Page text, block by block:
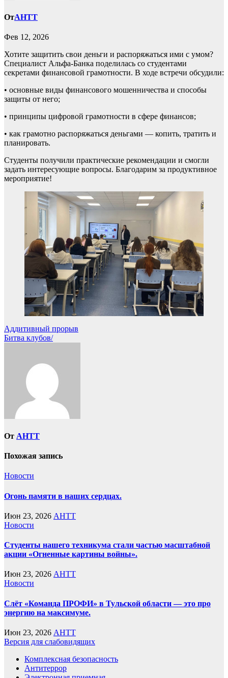
ОтAHTT
Фев 12, 2026
Хотите защитить свои деньги и распоряжаться ими с умом?
Специалист Альфа-Банка поделилась со студентами
секретами финансовой грамотности. В ходе встречи обсудили:
• основные виды финансового мошенничества и способы
защиты от него;
• принципы цифровой грамотности в сфере финансов;
• как грамотно распоряжаться деньгами — копить, тратить и
планировать.
Студенты получили практические рекомендации и смогли
задать интересующие вопросы. Благодарим за продуктивное
мероприятие!
Навигация
по
Аддитивный прорыв
Битва клубов/
От AHTT
Похожая запись
Новости
Огонь памяти в наших сердцах.
Июн 23, 2026 AHTT
Новости
Студенты нашего техникума стали частью масштабной
акции «Огненные картины войны».
Июн 23, 2026 AHTT
Новости
Слёт «Команда ПРОФИ» в Тульской области — это про
энергию на максимуме.
Июн 23, 2026 AHTT
Версия для слабовидящих
Комплексная безопасность
Антитеррор